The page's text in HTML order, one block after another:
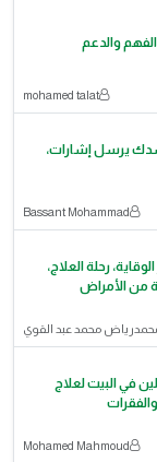
والدعم
mohamed talat
يرسل إشارات،
Bassant Mohammad
رحلة العلاج،
من الأمراض
محمد عبد القوي
في البيت لعلاج
Mohamed Mahmoud